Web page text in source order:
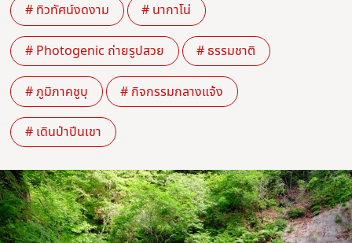
# ทิวทัศน์งดงาม # นากาโน่
# Photogenic ถ่ายรูปสวย # ธรรมชาติ
# ภูมิภาคชูบุ # กิจกรรมกลางแจ้ง
# เดินป่าปีนเขา